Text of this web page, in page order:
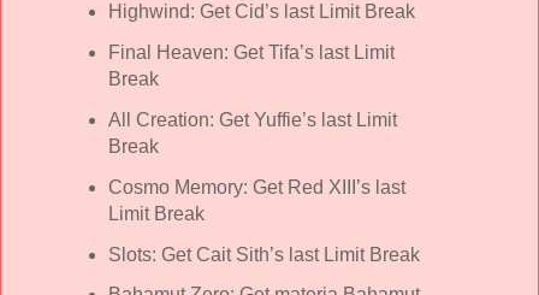
Highwind: Get Cid’s last Limit Break
Final Heaven: Get Tifa’s last Limit
Break
All Creation: Get Yuffie’s last Limit
Break
Cosmo Memory: Get Red XIII’s last
Limit Break
Slots: Get Cait Sith’s last Limit Break